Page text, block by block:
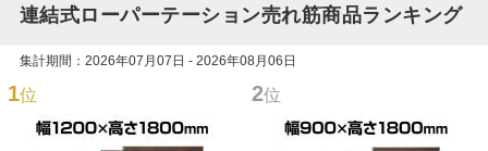
連結式ローパーテーション売れ筋商品ランキング
集計期間：2026年07月07日 - 2026年08月06日
1位 2位